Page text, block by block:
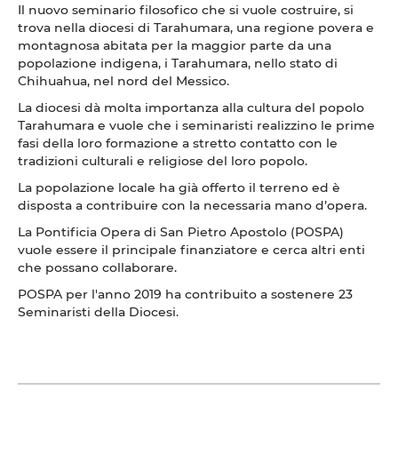
Il nuovo seminario filosofico che si vuole costruire, si
trova nella diocesi di Tarahumara, una regione povera e
montagnosa abitata per la maggior parte da una
popolazione indigena, i Tarahumara, nello stato di
Chihuahua, nel nord del Messico.
La diocesi dà molta importanza alla cultura del popolo
Tarahumara e vuole che i seminaristi realizzino le prime
fasi della loro formazione a stretto contatto con le
tradizioni culturali e religiose del loro popolo.
La popolazione locale ha già offerto il terreno ed è
disposta a contribuire con la necessaria mano d’opera.
La Pontificia Opera di San Pietro Apostolo (POSPA)
vuole essere il principale finanziatore e cerca altri enti
che possano collaborare.
POSPA per l'anno 2019 ha contribuito a sostenere 23
Seminaristi della Diocesi.